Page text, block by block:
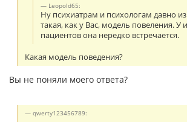
Leopold65:
Ну психиатрам и психологам давно
такая, как у Вас, модель повеления. У
пациентов она нередко встречается.
Какая модель поведения?
Вы не поняли моего ответа?
qwerty123456789: